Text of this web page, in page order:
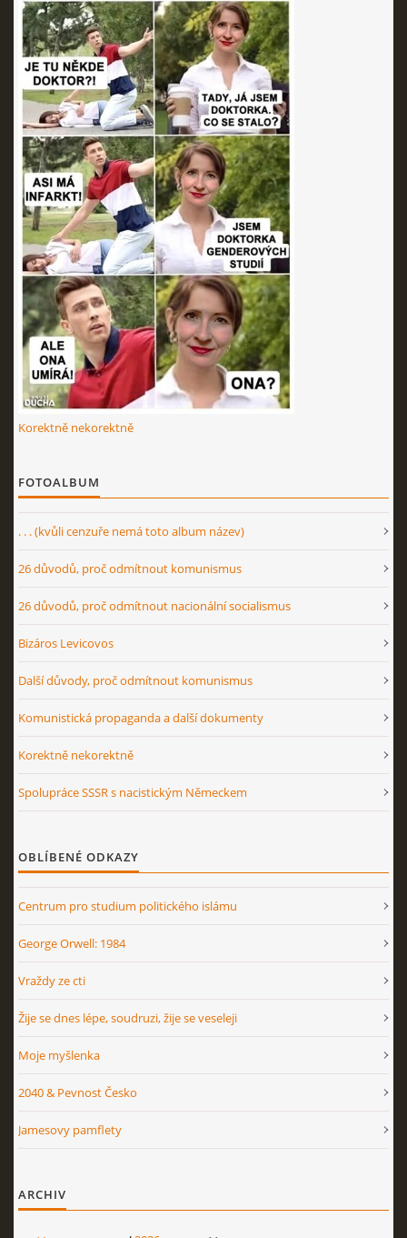
Korektně nekorektně
FOTOALBUM
. . . (kvůli cenzuře nemá toto album název)
26 důvodů, proč odmítnout komunismus
26 důvodů, proč odmítnout nacionální socialismus
Bizáros Levicovos
Další důvody, proč odmítnout komunismus
Komunistická propaganda a další dokumenty
Korektně nekorektně
Spolupráce SSSR s nacistickým Německem
OBLÍBENÉ ODKAZY
Centrum pro studium politického islámu
George Orwell: 1984
Vraždy ze cti
Žije se dnes lépe, soudruzi, žije se veseleji
Moje myšlenka
2040 & Pevnost Česko
Jamesovy pamflety
ARCHIV